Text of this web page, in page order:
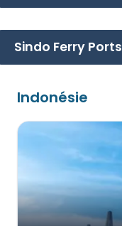
Sindo Ferry Ports
Indonésie